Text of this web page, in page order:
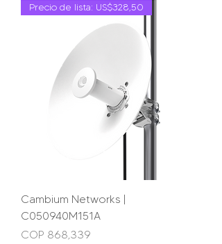
Precio de lista: US$328,50
Cambium Networks |
C050940M151A
Precio
COP 868,339